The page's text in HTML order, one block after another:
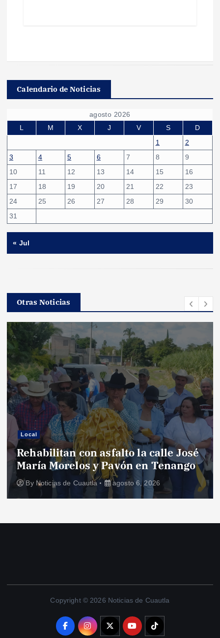
Calendario de Noticias
agosto 2026
L
M X J V S
D
1
2
3
4 5 6 7 8
9
10
11 12 13 14 15
16
17
18 19 20 21 22
23
24
25 26 27 28 29
30
31
« Jul
Otras Noticias
Local
Rehabilitan con asfalto la calle José
María Morelos y Pavón en Tenango
By Noticias de Cuautla agosto 6, 2026
Copyright © 2026 Noticias de Cuautla